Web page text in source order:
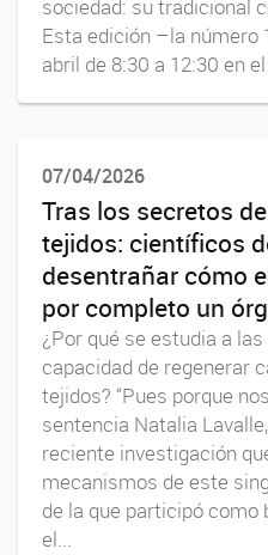
sociedad: su tradicional
Esta edición –la número
abril de 8:30 a 12:30 en
07/04/2026
Tras los secretos
tejidos: científicos
desentrañar cómo
por completo un
¿Por qué se estudia a
capacidad de regenerar
tejidos? “Pues porque
sentencia Natalia
reciente investigación
mecanismos de este
de la que participó como
el...